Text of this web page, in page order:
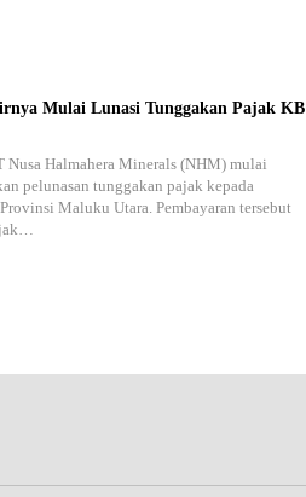
Mulai Lunasi Tunggakan Pajak KB
Nusa Halmahera Minerals (NHM) mulai
pelunasan tunggakan pajak kepada
Maluku Utara. Pembayaran tersebut